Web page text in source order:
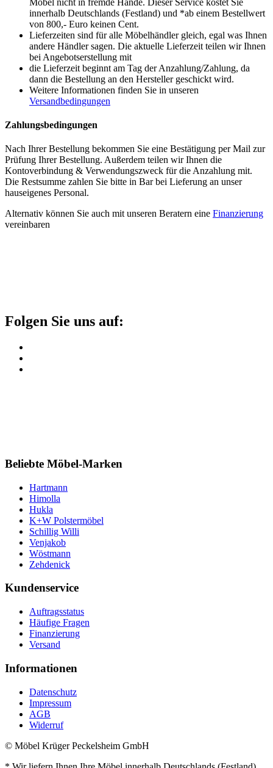
Möbel nicht in fremde Hände. Dieser Service kostet Sie
innerhalb Deutschlands (Festland) und *ab einem Bestellwert
von 800,- Euro keinen Cent.
Lieferzeiten sind für alle Möbelhändler gleich, egal was Ihnen
andere Händler sagen. Die aktuelle Lieferzeit teilen wir Ihnen
bei Angebotserstellung mit
die Lieferzeit beginnt am Tag der Anzahlung/Zahlung, da
dann die Bestellung an den Hersteller geschickt wird.
Weitere Informationen finden Sie in unseren
Versandbedingungen
Zahlungsbedingungen
Nach Ihrer Bestellung bekommen Sie eine Bestätigung per Mail zur
Prüfung Ihrer Bestellung. Außerdem teilen wir Ihnen die
Kontoverbindung & Verwendungszweck für die Anzahlung mit.
Die Restsumme zahlen Sie bitte in Bar bei Lieferung an unser
hauseigenes Personal.
Alternativ können Sie auch mit unseren Beratern eine Finanzierung
vereinbaren
Folgen Sie uns auf:
Beliebte Möbel-Marken
Hartmann
Himolla
Hukla
K+W Polstermöbel
Schillig Willi
Venjakob
Wöstmann
Zehdenick
Kundenservice
Auftragsstatus
Häufige Fragen
Finanzierung
Versand
Informationen
Datenschutz
Impressum
AGB
Widerruf
© Möbel Krüger Peckelsheim GmbH